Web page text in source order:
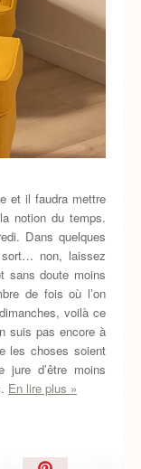
et il faudra mettre
notion du temps.
Dans quelques
sort… non, laissez
sans doute moins
de fois où l’on
voilà ce
suis pas encore à
les choses soient
d’être moins
En lire plus »
Épingler!